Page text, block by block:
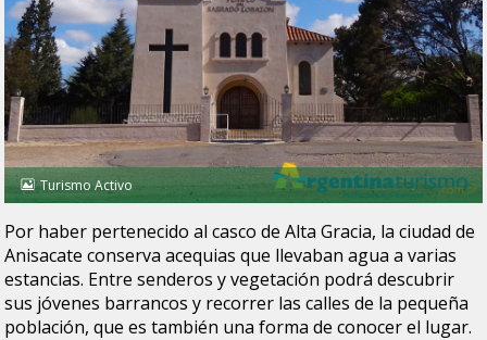
Turismo Activo
Por haber pertenecido al casco de Alta Gracia, la ciudad de
Anisacate conserva acequias que llevaban agua a varias
estancias. Entre senderos y vegetación podrá descubrir
sus jóvenes barrancos y recorrer las calles de la pequeña
población, que es también una forma de conocer el lugar.